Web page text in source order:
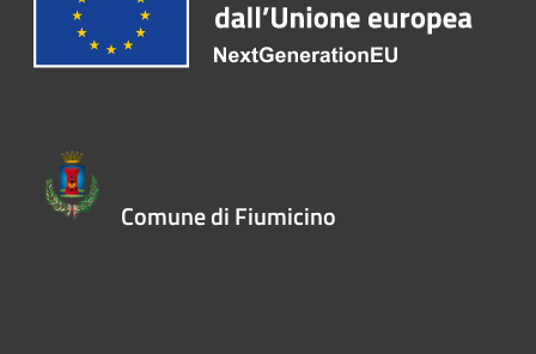
Comune di Fiumicino